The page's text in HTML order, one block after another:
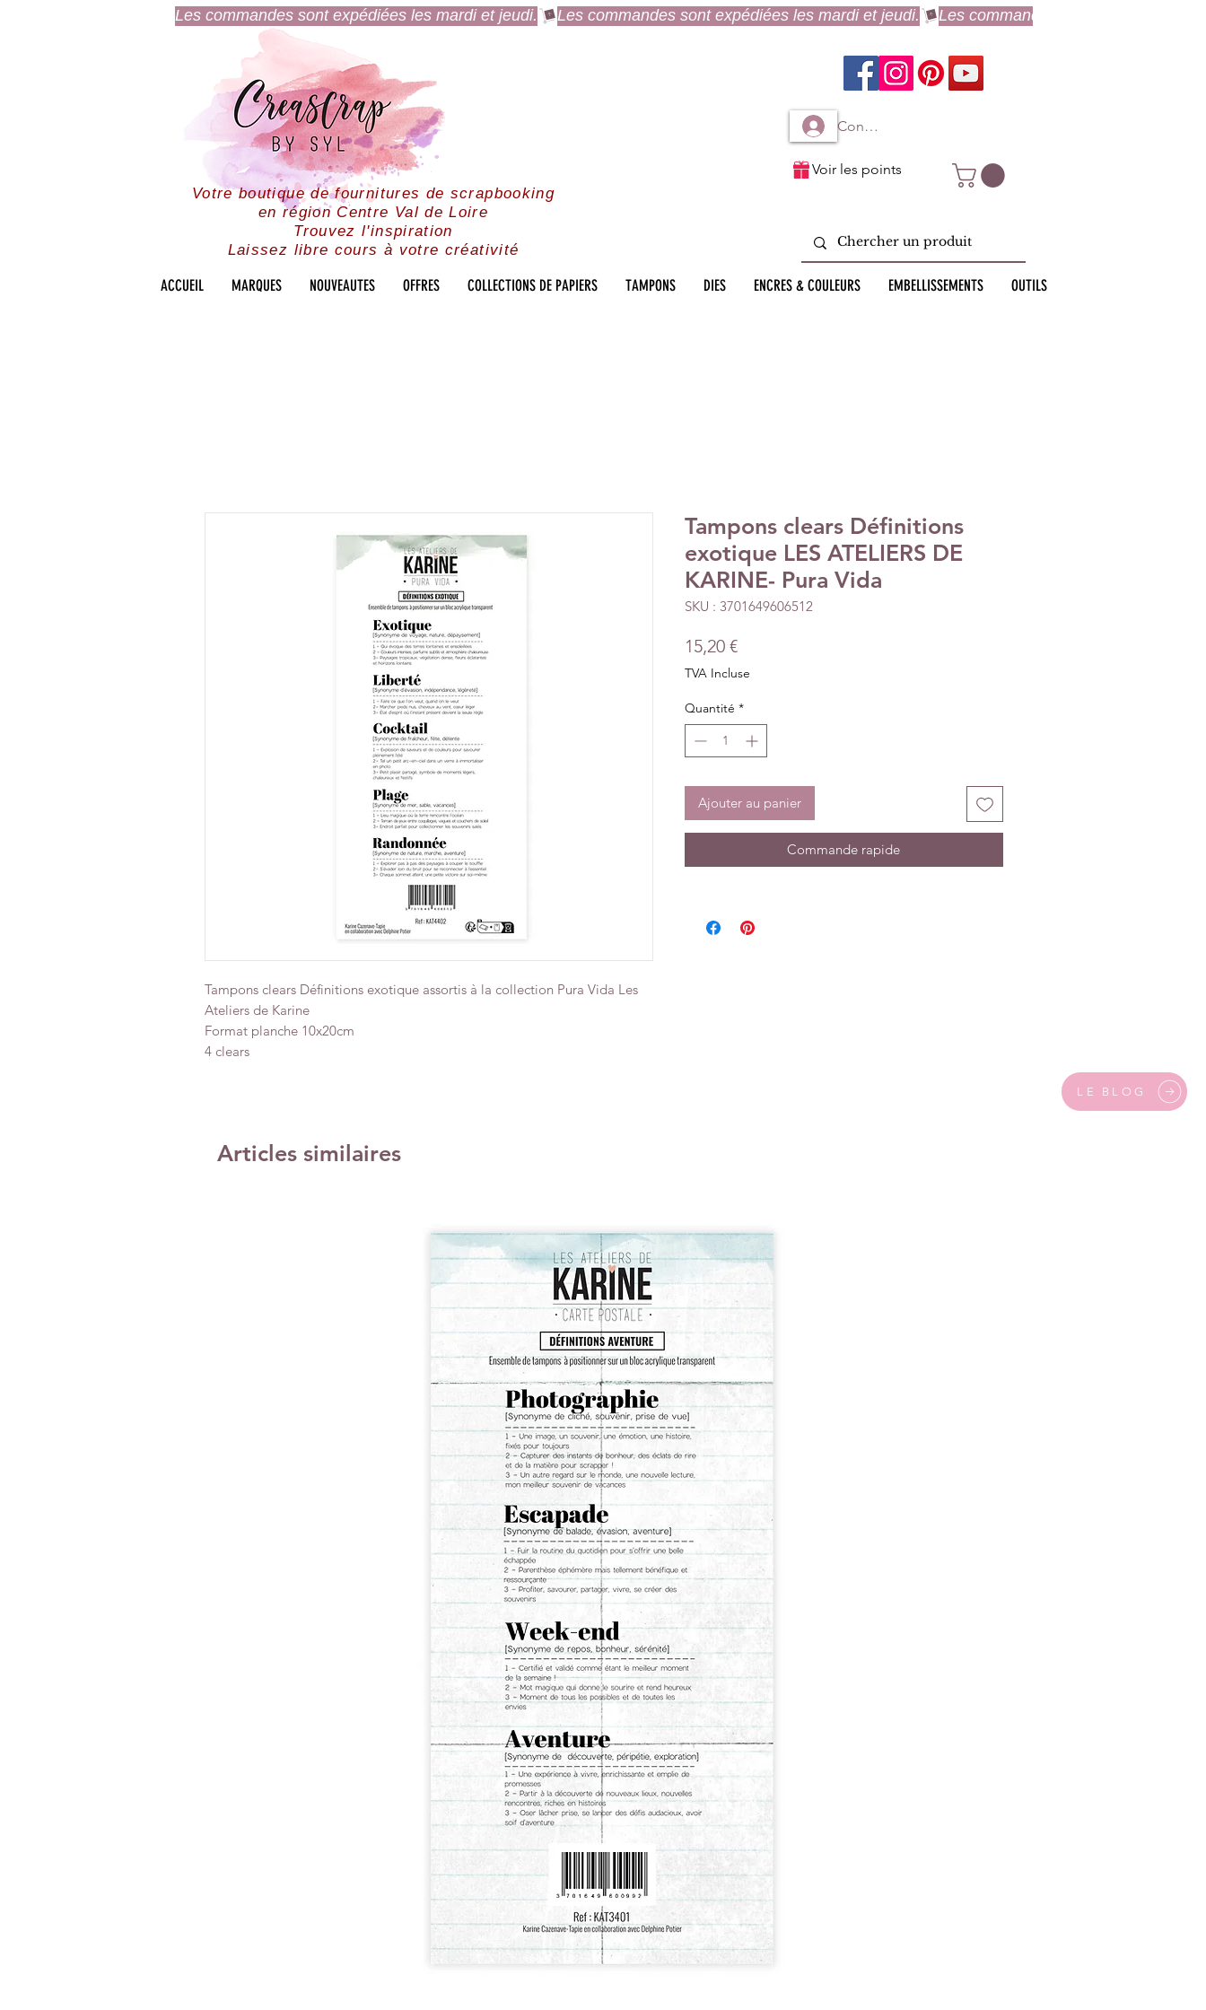
Les commandes sont expédiées les mardi et jeudi.
Votre boutique de fournitures de scrapbooking
en région Centre Val de Loire
Trouvez l'inspiration
Laissez libre cours à votre créativité
Connexion à mon compte
Voir les points
ACCUEIL MARQUES NOUVEAUTES OFFRES COLLECTIONS DE PAPIERS TAMPONS DIES ENCRES & COULEURS EMBELLISSEMENTS OUTILS
LE BLOG
Tampons clears Définitions exotique assortis à la collection Pura Vida Les
Ateliers de Karine
Format planche 10x20cm
4 clears
Tampons clears Définitions
exotique LES ATELIERS DE
KARINE- Pura Vida
SKU : 3701649606512
15,20 €Prix
TVA Incluse
Quantité *
Ajouter au panier
Commande rapide
Articles similaires